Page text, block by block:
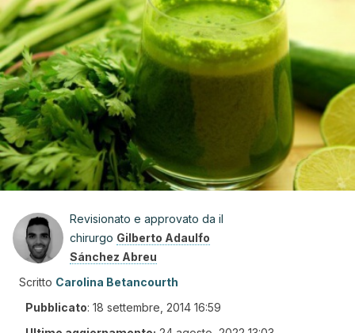
Revisionato e approvato da il
chirurgo Gilberto Adaulfo
Sánchez Abreu
Scritto Carolina Betancourth
Pubblicato: 18 settembre, 2014 16:59